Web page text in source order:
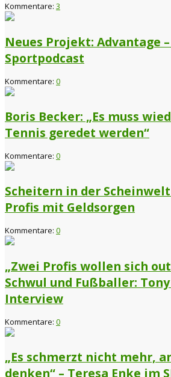
Kommentare: 3
Neues Projekt: Advantage
Sportpodcast
Kommentare: 0
Boris Becker: „Es muss
Tennis geredet werden“
Kommentare: 0
Scheitern in der
Profis mit Geldsorgen
Kommentare: 0
„Zwei Profis wollen sich
Schwul und Fußballer:
Interview
Kommentare: 0
„Es schmerzt nicht mehr,
denken“ – Teresa Enke im